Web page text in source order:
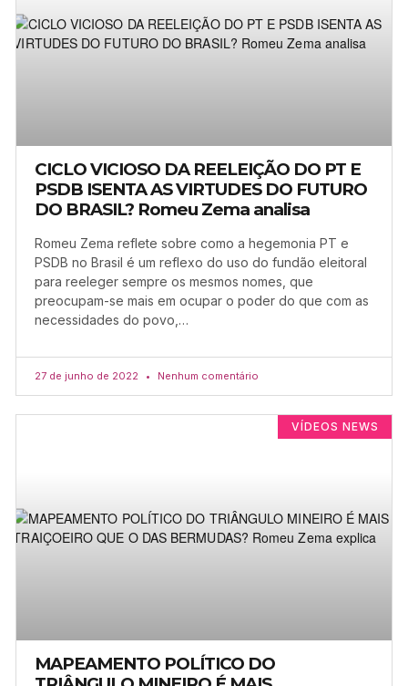
CICLO VICIOSO DA REELEIÇÃO DO PT E
PSDB ISENTA AS VIRTUDES DO FUTURO
DO BRASIL? Romeu Zema analisa
Romeu Zema reflete sobre como a hegemonia PT e
PSDB no Brasil é um reflexo do uso do fundão eleitoral
para reeleger sempre os mesmos nomes, que
preocupam-se mais em ocupar o poder do que com as
necessidades do povo,…
27 de junho de 2022 Nenhum comentário
VÍDEOS NEWS
MAPEAMENTO POLÍTICO DO